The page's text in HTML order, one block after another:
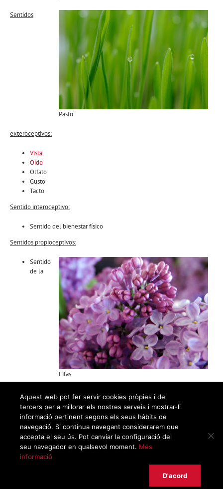
Pasto
Sentidos
exteroceptivos:
Vista
Oído
Olfato
Gusto
Tacto
Sentido interoceptivo:
Sentido del bienestar físico
Sentidos propioceptivos:
Lilas
Sentido
de la
orientación, del equilibrio corporal o vestibular
Sentido de la posición corporal
Sentido del movimiento o cinestésico
Sentido háptico o del contacto corporal
Sentido del olfato
es el mejor atajo al camino de la memoria: losoloresevocan
mejor las emociones y recuerdos que las imágenes. En nuestros recuerdos
Aquest web pot fer servir cookies pròpies i de
tercers per a millorar els nostres serveis i mostrar-li
informació pertinent segons els seus hàbits de
navegació. Si continua navegant considerarem que
accepta el seu ús. Pot canviar la configuració del
seu navegador en qualsevol moment. Més
informació
D'acord